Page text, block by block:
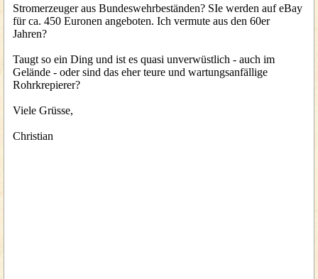
Stromerzeuger aus Bundeswehrbeständen? SIe werden auf eBay
für ca. 450 Euronen angeboten. Ich vermute aus den 60er
Jahren?
Taugt so ein Ding und ist es quasi unverwüstlich - auch im
Gelände - oder sind das eher teure und wartungsanfällige
Rohrkrepierer?
Viele Grüsse,
Christian